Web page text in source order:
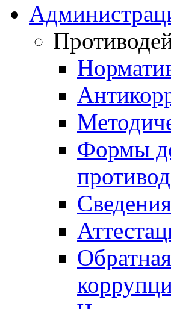
Формы